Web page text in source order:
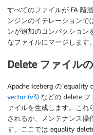
すべてのファイルが FA 階
ンジンのイテレーションで
ンが追加のコンパクション
なファイルにマージします。
Delete ファイル
Apache Iceberg の equality
vector (v3) などの delete
ァイルを生成します。こ
されるか、メンテナンス操
す。ここでは equality